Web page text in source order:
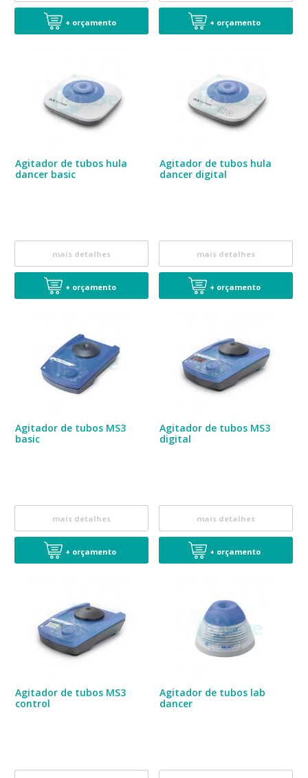
+ orçamento + orçamento
Agitador de tubos hula
dancer basic
mais detalhes
+ orçamento
Agitador de tubos hula
dancer digital
mais detalhes
+ orçamento
Agitador de tubos MS3
basic
mais detalhes
+ orçamento
Agitador de tubos MS3
digital
mais detalhes
+ orçamento
Agitador de tubos MS3
control
Agitador de tubos lab
dancer